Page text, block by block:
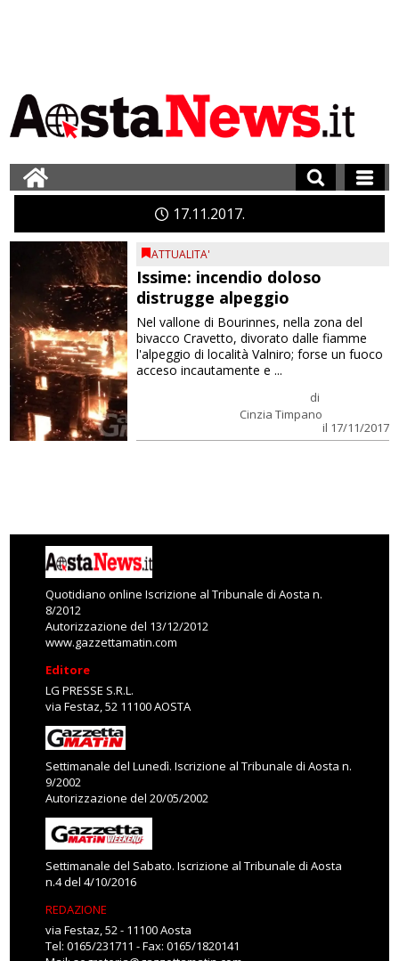
17 11 2017
ATTUALITA'
Issime: incendio doloso
distrugge alpeggio
di
Cinzia Timpano
il 17/11/2017
Nel vallone di Bourinnes, nella zona del
bivacco Cravetto, divorato dalle fiamme
l'alpeggio di località Valniro; forse un fuoco
acceso incautamente e ...
Quotidiano online Iscrizione al Tribunale di Aosta n.
8/2012
Autorizzazione del 13/12/2012
www.gazzettamatin.com
Editore
LG PRESSE S.R.L.
via Festaz, 52 11100 AOSTA
Settimanale del Lunedì. Iscrizione al Tribunale di Aosta n.
9/2002
Autorizzazione del 20/05/2002
Settimanale del Sabato. Iscrizione al Tribunale di Aosta
n.4 del 4/10/2016
REDAZIONE
via Festaz, 52 - 11100 Aosta
Tel: 0165/231711 - Fax: 0165/1820141